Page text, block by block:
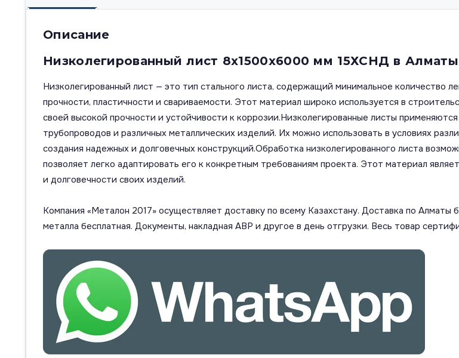
Описание
Низколегированный лист 8х1500х6000 мм 15ХСНД в Алматы
Низколегированный лист — это тип стального листа, содержащий минимальное количество
прочности, пластичности и свариваемости. Этот материал широко используется в
своей высокой прочности и устойчивости к коррозии.Низколегированные листы
трубопроводов и различных металлических изделий. Их можно использовать в условиях
создания надежных и долговечных конструкций.Обработка низколегированного листа
позволяет легко адаптировать его к конкретным требованиям проекта. Этот материал
и долговечности своих изделий.
Компания «Металон 2017» осуществляет доставку по всему Казахстану. Доставка по
металла бесплатная. Документы, накладная АВР и другое в день отгрузки. Весь товар